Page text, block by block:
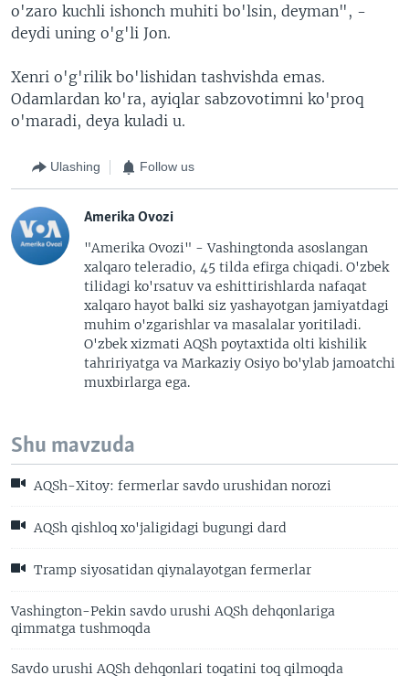
o'zaro kuchli ishonch muhiti bo'lsin, deyman", -
deydi uning o'g'li Jon.
Xenri o'g'rilik bo'lishidan tashvishda emas.
Odamlardan ko'ra, ayiqlar sabzovotimni ko'proq
o'maradi, deya kuladi u.
Ulashing Follow us
Amerika Ovozi
"Amerika Ovozi" - Vashingtonda asoslangan
xalqaro teleradio, 45 tilda efirga chiqadi. O'zbek
tilidagi ko'rsatuv va eshittirishlarda nafaqat
xalqaro hayot balki siz yashayotgan jamiyatdagi
muhim o'zgarishlar va masalalar yoritiladi.
O'zbek xizmati AQSh poytaxtida olti kishilik
tahririyatga va Markaziy Osiyo bo'ylab jamoatchi
muxbirlarga ega.
Shu mavzuda
AQSh-Xitoy: fermerlar savdo urushidan norozi
AQSh qishloq xo'jaligidagi bugungi dard
Tramp siyosatidan qiynalayotgan fermerlar
Vashington-Pekin savdo urushi AQSh dehqonlariga
qimmatga tushmoqda
Savdo urushi AQSh dehqonlari toqatini toq qilmoqda